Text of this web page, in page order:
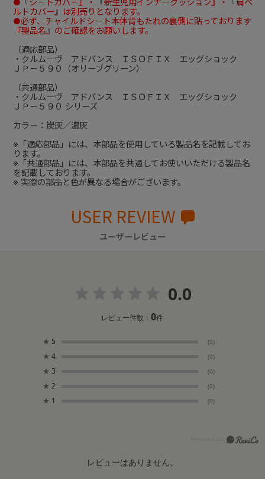
ルトカバー』は別売りとなります。
●必ず、チャイルドシート本体背もたれの裏側に貼っております
『製品名』のご確認をお願いします。
（適応部品）
・クルムーヴ アドバンス ＩＳＯＦＩＸ エッグショック
ＪＰ－５９０（オリーブグリーン）
（共通部品）
・クルムーヴ アドバンス ＩＳＯＦＩＸ エッグショック
ＪＰ－５９０ シリーズ
カラー：炭灰／濃灰
※「適応部品」には、本部品を使用している製品名を記載してお
ります。
※「共通部品」には、本部品を共通してお使いいただける製品名
を記載しております。
※ 実際の部品と色が異なる場合がございます。
USER REVIEW
ユーザーレビュー
0.0
レビュー件数：0件
★ 5 (0)
★ 4 (0)
★ 3 (0)
★ 2 (0)
★ 1 (0)
レビューはありません。